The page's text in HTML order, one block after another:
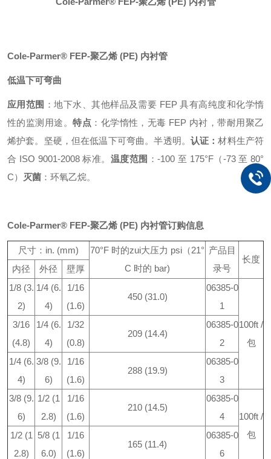
Cole-Parmer® FEP-聚乙烯 (PE) 内衬管
低温下可弯曲
应用范围 ：地下水、其他样品及需要 FEP 具有高纯度和化学惰
性的监测用途。特点 ：化学惰性，无毒 FEP 内衬，带耐用聚乙
烯护套。坚硬，但在低温下可弯曲。半透明。 认证：材料生产符
合 ISO 9001-2008 标准。 温度范围 ：-100 至 175°F（-73 至 80°
C）
灭菌 ：环氧乙烷。
Cole-Parmer® FEP-聚乙烯 (PE) 内衬管订购信息
尺寸：in. (mm) 70°F 时的zui大压力 psi （21°
C 时的 bar)
产品目
录号
长度
内径
外径
壁厚
1/8 (3.
2)
1/4 (6.
4)
1/16
(1.6)
450 (31.0)
06385-0
1
100ft /
包
3/16
(4.8)
1/4 (6.
4)
1/32
(0.8)
209 (14.4)
06385-0
2
1/4 (6.
4)
3/8 (9.
6)
1/16
(1.6)
288 (19.9)
06385-0
3
3/8 (9.
6)
1/2 (1
2.8)
1/16
(1.6)
210 (14.5)
06385-0
4
100ft /
包
1/2 (1
2.8)
5/8 (1
6.0)
1/16
(1.6)
165 (11.4)
06385-0
6